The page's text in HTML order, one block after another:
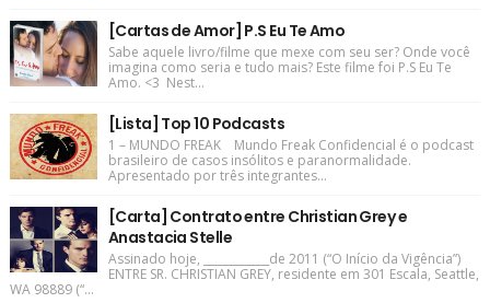
[Cartas de Amor] P.S Eu Te Amo
Sabe aquele livro/filme que mexe com seu ser? Onde você
imagina como seria e tudo mais? Este filme foi P.S Eu Te
Amo. <3 Nest...
[Lista] Top 10 Podcasts
1 – MUNDO FREAK Mundo Freak Confidencial é o podcast
brasileiro de casos insólitos e paranormalidade.
Apresentado por três integrantes...
[Carta] Contrato entre Christian Grey e
Anastacia Stelle
Assinado hoje, ____________de 2011 (“O Início da Vigência”)
ENTRE SR. CHRISTIAN GREY, residente em 301 Escala, Seattle,
WA 98889 (“...